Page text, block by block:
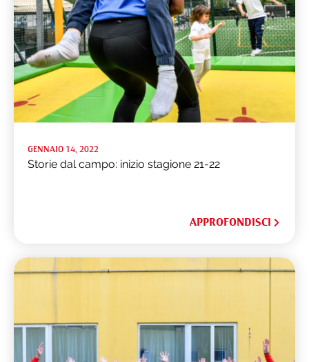
GENNAIO 14, 2022
Storie dal campo: inizio stagione 21-22
APPROFONDISCI